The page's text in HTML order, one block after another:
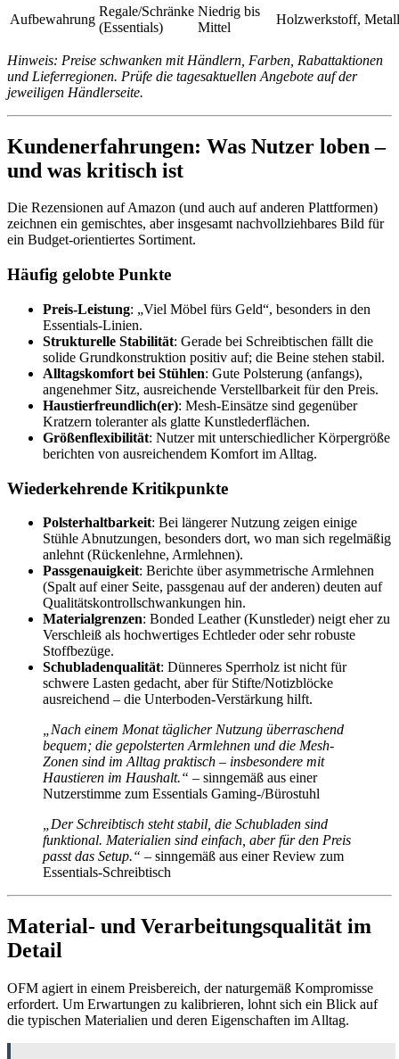
Aufbewahrung
Regale/Schränke
(Essentials)
Niedrig bis
Mittel
Holzwerkstoff, Metall
Hinweis: Preise schwanken mit Händlern, Farben, Rabattaktionen
und Lieferregionen. Prüfe die tagesaktuellen Angebote auf der
jeweiligen Händlerseite.
Kundenerfahrungen: Was Nutzer loben –
und was kritisch ist
Die Rezensionen auf Amazon (und auch auf anderen Plattformen)
zeichnen ein gemischtes, aber insgesamt nachvollziehbares Bild für
ein Budget-orientiertes Sortiment.
Häufig gelobte Punkte
Preis-Leistung: „Viel Möbel fürs Geld“, besonders in den
Essentials-Linien.
Strukturelle Stabilität: Gerade bei Schreibtischen fällt die
solide Grundkonstruktion positiv auf; die Beine stehen stabil.
Alltagskomfort bei Stühlen: Gute Polsterung (anfangs),
angenehmer Sitz, ausreichende Verstellbarkeit für den Preis.
Haustierfreundlich(er): Mesh-Einsätze sind gegenüber
Kratzern toleranter als glatte Kunstlederflächen.
Größenflexibilität: Nutzer mit unterschiedlicher Körpergröße
berichten von ausreichendem Komfort im Alltag.
Wiederkehrende Kritikpunkte
Polsterhaltbarkeit: Bei längerer Nutzung zeigen einige
Stühle Abnutzungen, besonders dort, wo man sich regelmäßig
anlehnt (Rückenlehne, Armlehnen).
Passgenauigkeit: Berichte über asymmetrische Armlehnen
(Spalt auf einer Seite, passgenau auf der anderen) deuten auf
Qualitätskontrollschwankungen hin.
Materialgrenzen: Bonded Leather (Kunstleder) neigt eher zu
Verschleiß als hochwertiges Echtleder oder sehr robuste
Stoffbezüge.
Schubladenqualität: Dünneres Sperrholz ist nicht für
schwere Lasten gedacht, aber für Stifte/Notizblöcke
ausreichend – die Unterboden-Verstärkung hilft.
„Nach einem Monat täglicher Nutzung überraschend
bequem; die gepolsterten Armlehnen und die Mesh-
Zonen sind im Alltag praktisch – insbesondere mit
Haustieren im Haushalt.“ – sinngemäß aus einer
Nutzerstimme zum Essentials Gaming-/Bürostuhl
„Der Schreibtisch steht stabil, die Schubladen sind
funktional. Materialien sind einfach, aber für den Preis
passt das Setup.“ – sinngemäß aus einer Review zum
Essentials-Schreibtisch
Material- und Verarbeitungsqualität im
Detail
OFM agiert in einem Preisbereich, der naturgemäß Kompromisse
erfordert. Um Erwartungen zu kalibrieren, lohnt sich ein Blick auf
die typischen Materialien und deren Eigenschaften im Alltag.